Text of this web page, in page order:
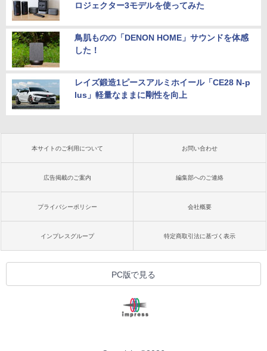
ロジェクター3モデルを使ってみた
鳥肌ものの「DENON HOME」サウンドを体感
した！
レイズ鍛造1ピースアルミホイール「CE28 N-p
lus」軽量なままに剛性を向上
本サイトのご利用について お問い合わせ
広告掲載のご案内 編集部へのご連絡
プライバシーポリシー 会社概要
インプレスグループ 特定商取引法に基づく表示
PC版で見る